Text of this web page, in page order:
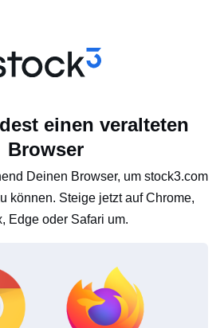
einen veralteten
Browser
Deinen Browser, um stock3.com
können. Steige jetzt auf Chrome,
Edge oder Safari um.